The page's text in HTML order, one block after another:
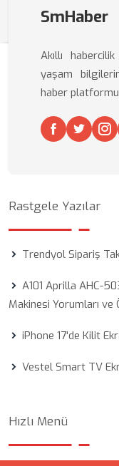
SmHaber
Akıllı
yaşam
haber
Rastgele Yazılar
Trendyol Sipariş
A101 Aprilla AHC-
Makinesi Yorumları ve
iPhone 17'de Kilit
Vestel Smart TV
Hızlı Menü